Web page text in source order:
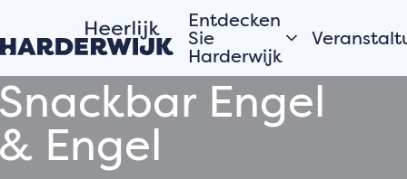
Entdecken
Sie
Harderwijk
Hansestadt
Engel
Engel